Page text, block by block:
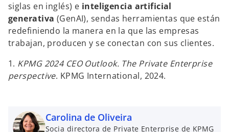
siglas en inglés) e inteligencia artificial
generativa (GenAI), sendas herramientas que están
redefiniendo la manera en la que las empresas
trabajan, producen y se conectan con sus clientes.
1. KPMG 2024 CEO Outlook. The Private Enterprise
perspective. KPMG International, 2024.
Carolina de Oliveira
Socia directora de Private Enterprise de KPMG